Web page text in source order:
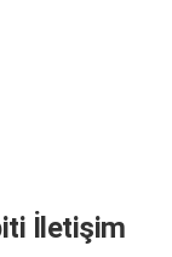
İletişim